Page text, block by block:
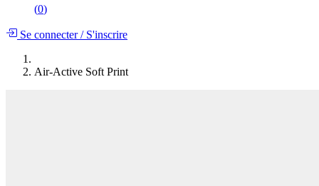
(0)
Se connecter/S'inscrire
Air-Active Soft Print